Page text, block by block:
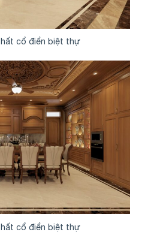
cổ điển biệt thự
cổ điển biệt thự